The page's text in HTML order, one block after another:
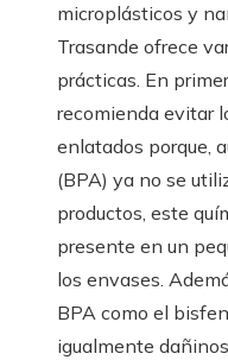
microplásticos y
Trasande ofrece
prácticas. En
recomienda evitar
enlatados porque,
(BPA) ya no se
productos, este
presente en un
los envases.
BPA como el
igualmente